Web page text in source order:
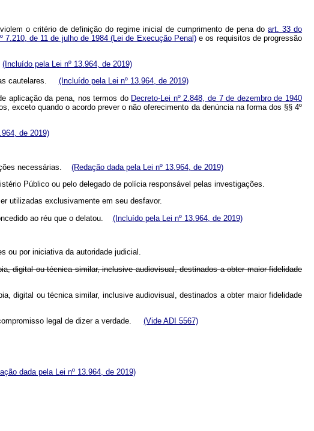
o critério de definição do regime inicial de cumprimento de pena do art. 33 do
7.210, de 11 de julho de 1984 (Lei de Execução Penal)e os requisitos de progressão
(Incluído pela Lei nº 13.964, de 2019)
cautelares. (Incluído pela Lei nº 13.964, de 2019)
aplicação da pena, nos termos do Decreto-Lei nº 2.848, de 7 de dezembro de 1940
exceto quando o acordo prever o não oferecimento da denúncia na forma dos §§ 4º
de 2019)
necessárias. (Redação dada pela Lei nº 13.964, de 2019)
Público ou pelo delegado de polícia responsável pelas investigações.
utilizadas exclusivamente em seu desfavor.
ao réu que o delatou. (Incluído pela Lei nº 13.964, de 2019)
ou por iniciativa da autoridade judicial.
digital ou técnica similar, inclusive audiovisual, destinados a obter maior fidelidade
digital ou técnica similar, inclusive audiovisual, destinados a obter maior fidelidade
legal de dizer a verdade. (Vide ADI 5567)
dada pela Lei nº 13.964, de 2019)